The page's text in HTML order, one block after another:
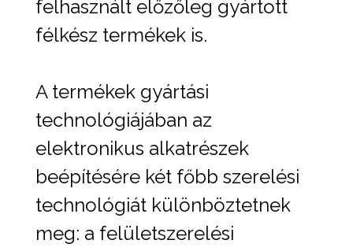
felhasznált előzőleg gyártott
félkész termékek is.
A termékek gyártási
technológiájában az
elektronikus alkatrészek
beépítésére két főbb szerelési
technológiát különböztetnek
meg: a felületszerelési